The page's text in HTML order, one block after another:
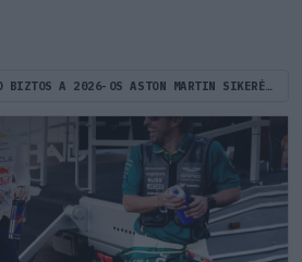
ALONSO BIZTOS A 2026-OS ASTON MARTIN SIKERÉBEN, DE EGY KÉRDÉSRE Ő SEM TUDJA A VÁLASZT